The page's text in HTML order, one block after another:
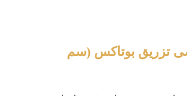
تزریق بوتاکس (سم